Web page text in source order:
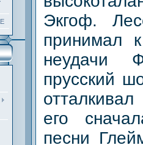
Экгоф.
принимал
неудачи
прусский
его
песни